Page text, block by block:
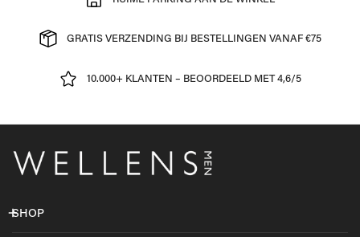
GRATIS VERZENDING BIJ BESTELLINGEN VANAF €75
10.000+ KLANTEN – BEOORDEELD MET 4,6/5
SHOP